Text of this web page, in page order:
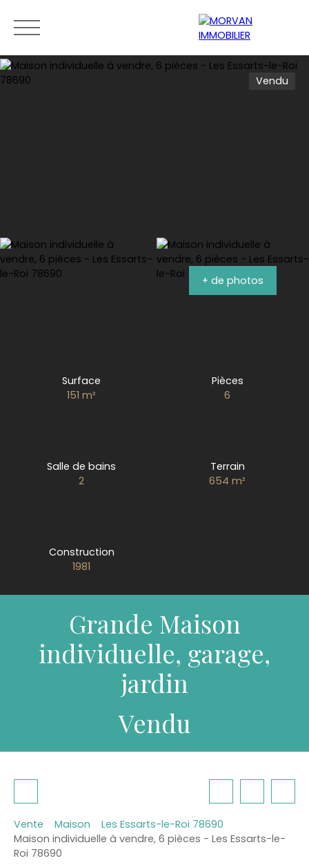
Vendu
+ de photos
Surface
151m²
Pièces
6
Salle de bains
2
Terrain
654m²
Construction
1981
Grande Maison
individuelle, garage,
jardin
Vendu
Vente Maison
Les Essarts-le-Roi 78690
Maison individuelle à vendre, 6 pièces - Les Essarts-le-
Roi 78690